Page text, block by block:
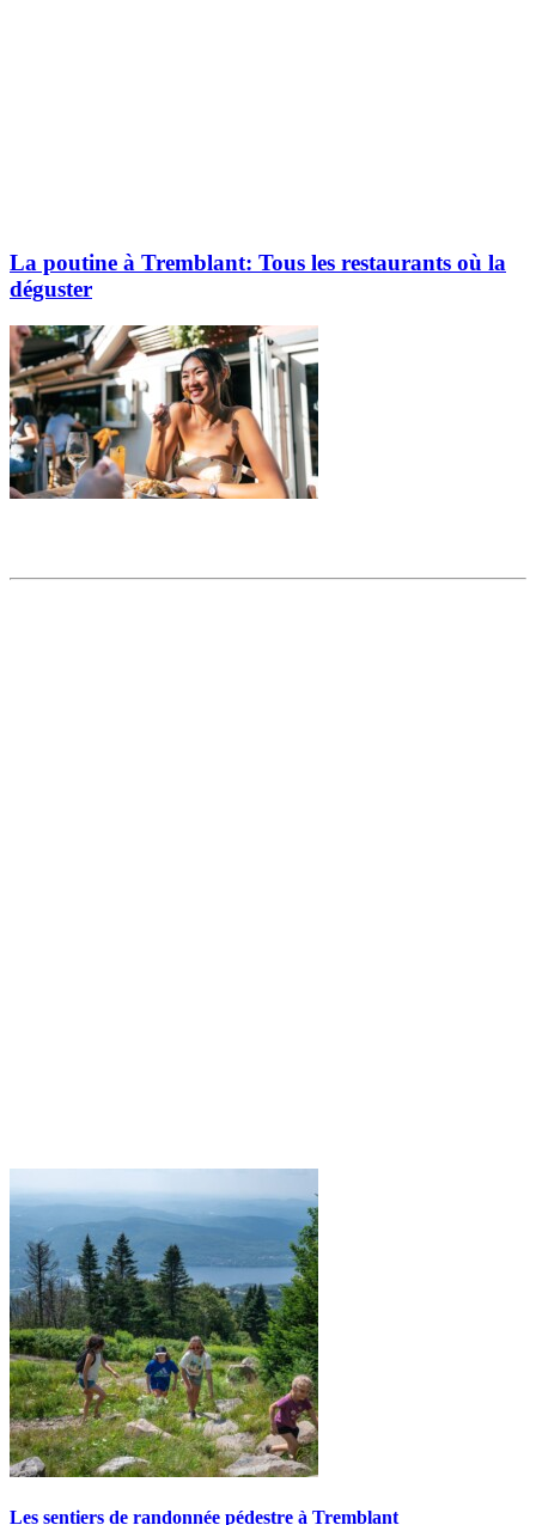
La poutine à Tremblant: Tous les restaurants où la
déguster
Les sentiers de randonnée pédestre à Tremblant